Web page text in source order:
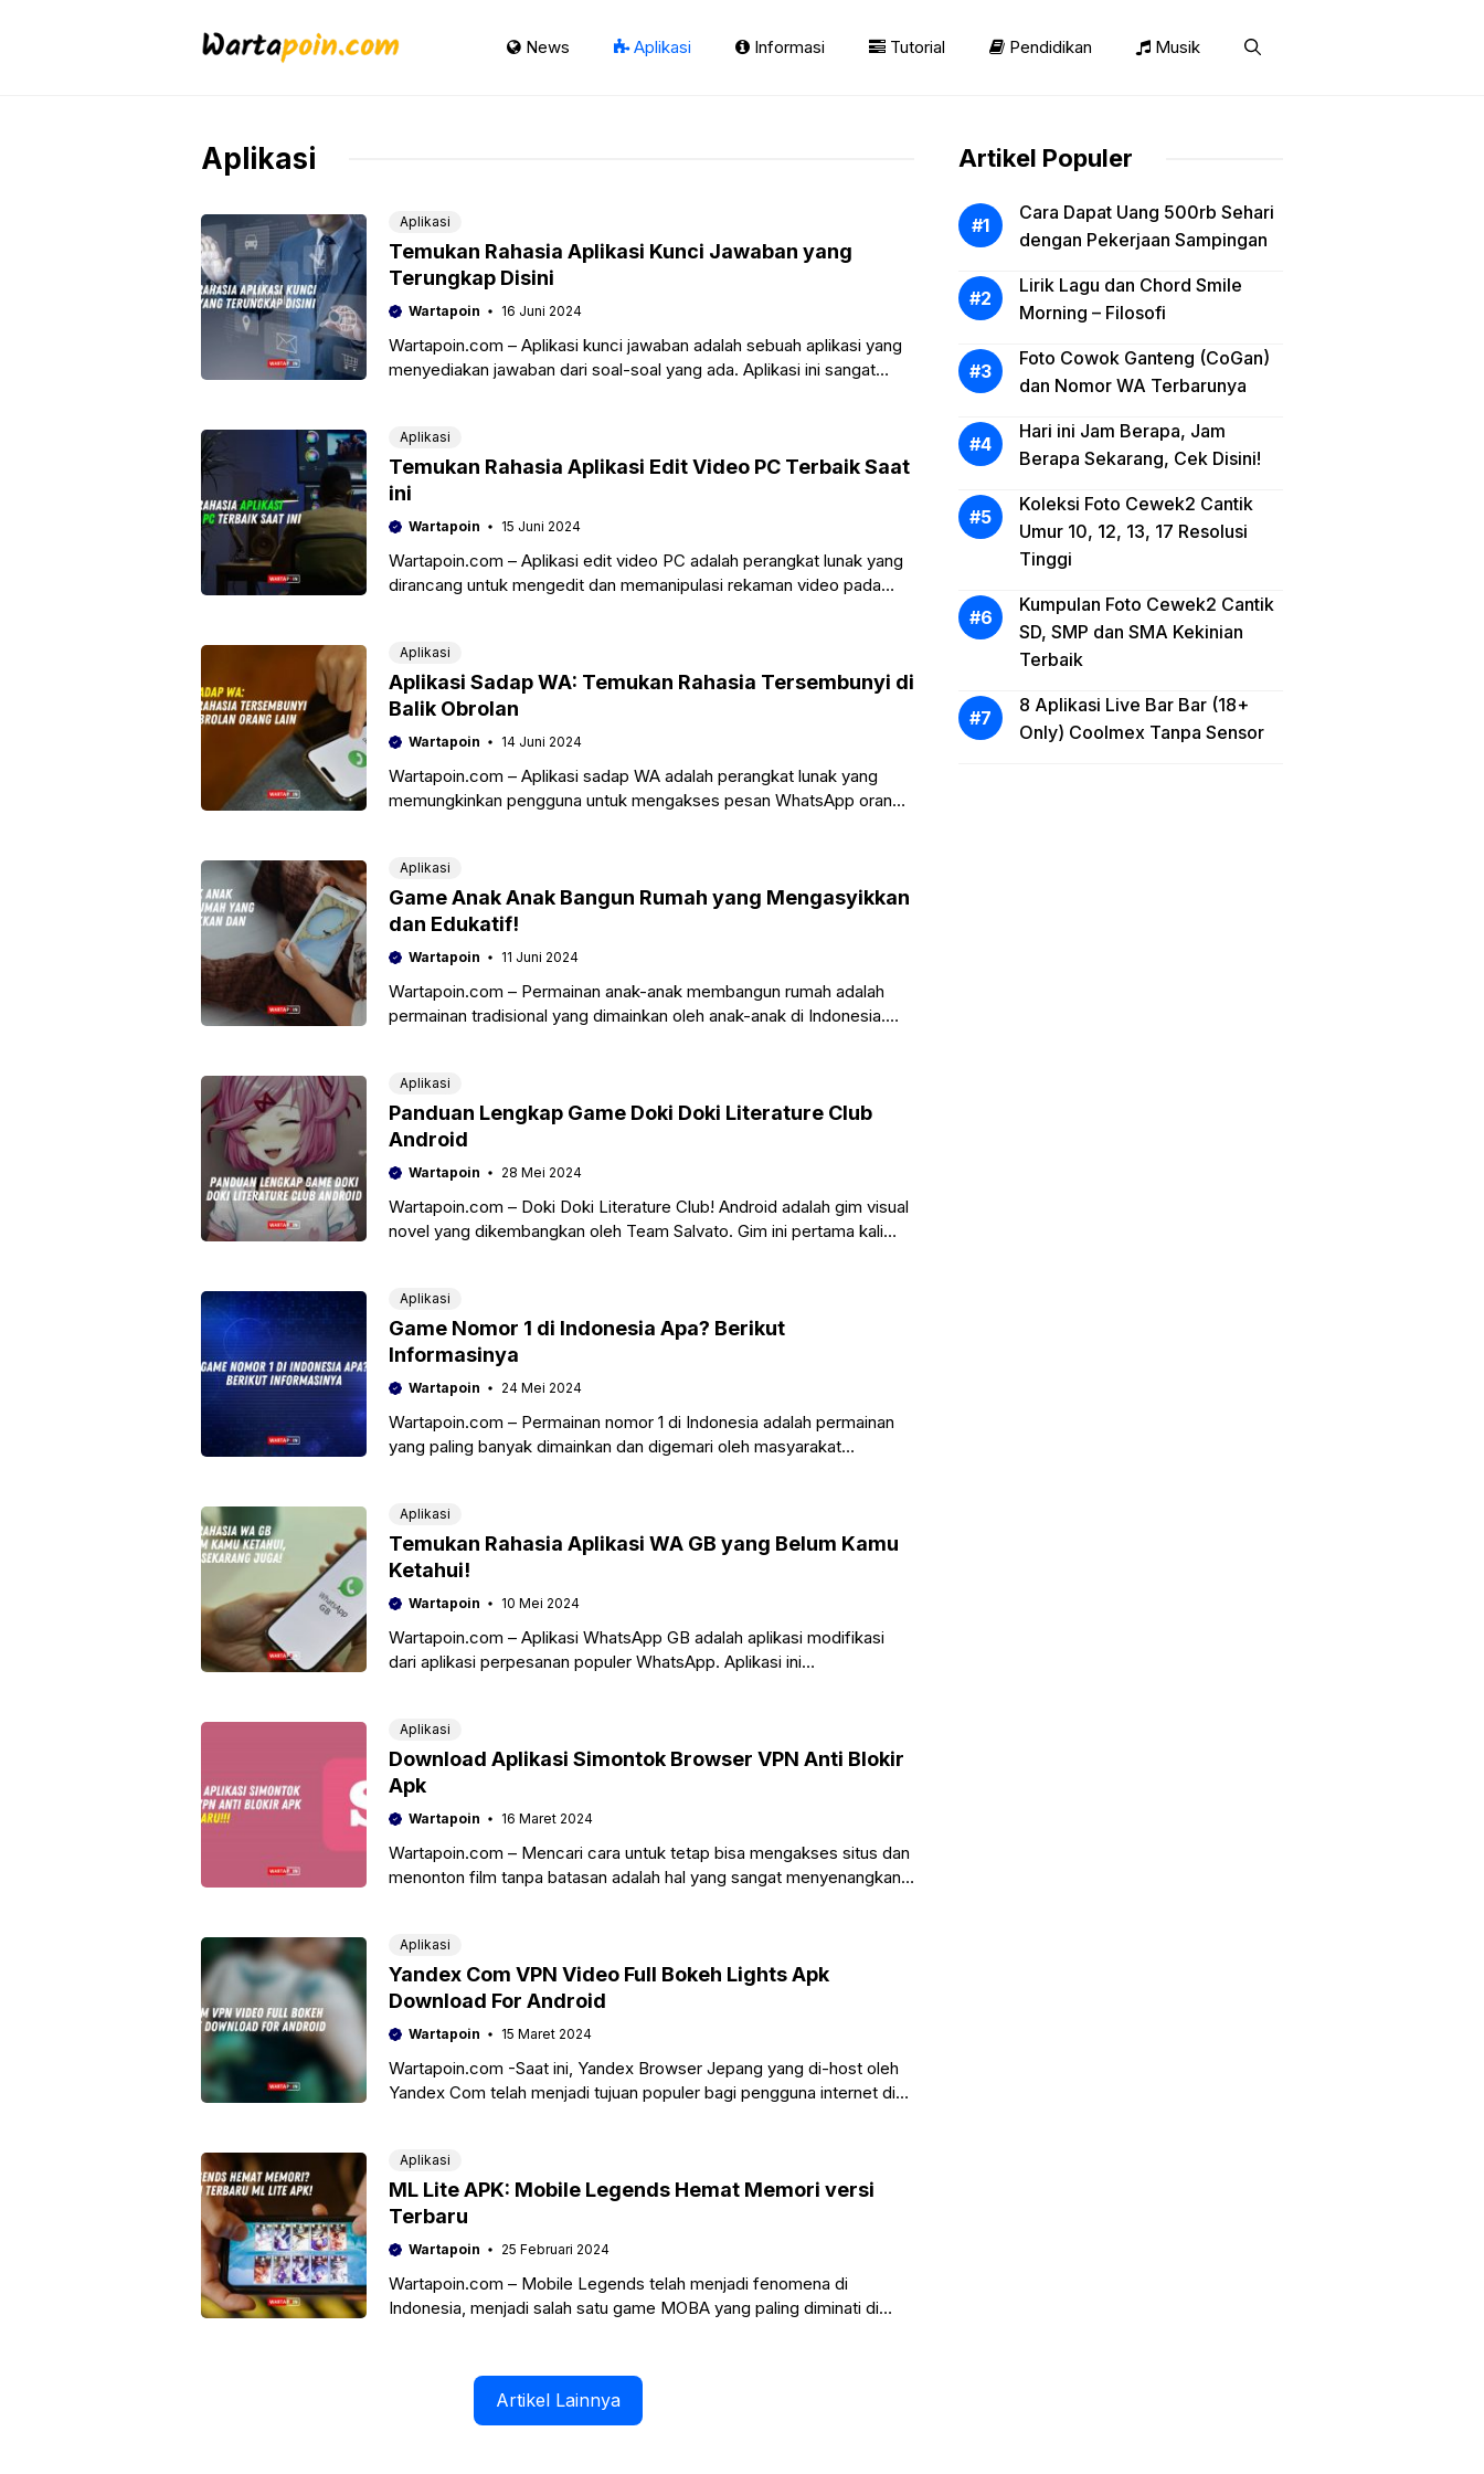
News Aplikasi Informasi Tutorial Pendidikan Musik
Aplikasi
Aplikasi
Temukan Rahasia Aplikasi Kunci Jawaban yang
Terungkap Disini
Wartapoin 16 Juni 2024
Wartapoin.com – Aplikasi kunci jawaban adalah sebuah aplikasi yang
menyediakan jawaban dari soal-soal yang ada. Aplikasi ini sangat
Aplikasi
Temukan Rahasia Aplikasi Edit Video PC Terbaik Saat
ini
Wartapoin 15 Juni 2024
Wartapoin.com – Aplikasi edit video PC adalah perangkat lunak yang
dirancang untuk mengedit dan memanipulasi rekaman video pada
Aplikasi
Aplikasi Sadap WA: Temukan Rahasia Tersembunyi di
Balik Obrolan
Wartapoin 14 Juni 2024
Wartapoin.com – Aplikasi sadap WA adalah perangkat lunak yang
memungkinkan pengguna untuk mengakses pesan WhatsApp orang
Aplikasi
Game Anak Anak Bangun Rumah yang Mengasyikkan
dan Edukatif!
Wartapoin 11 Juni 2024
Wartapoin.com – Permainan anak-anak membangun rumah adalah
permainan tradisional yang dimainkan oleh anak-anak di Indonesia.
Aplikasi
Panduan Lengkap Game Doki Doki Literature Club
Android
Wartapoin 28 Mei 2024
Wartapoin.com – Doki Doki Literature Club! Android adalah gim visual
novel yang dikembangkan oleh Team Salvato. Gim ini pertama kali
Aplikasi
Game Nomor 1 di Indonesia Apa? Berikut
Informasinya
Wartapoin 24 Mei 2024
Wartapoin.com – Permainan nomor 1 di Indonesia adalah permainan
yang paling banyak dimainkan dan digemari oleh masyarakat
Aplikasi
Temukan Rahasia Aplikasi WA GB yang Belum Kamu
Ketahui!
Wartapoin 10 Mei 2024
Wartapoin.com – Aplikasi WhatsApp GB adalah aplikasi modifikasi
dari aplikasi perpesanan populer WhatsApp. Aplikasi ini
Aplikasi
Download Aplikasi Simontok Browser VPN Anti Blokir
Apk
Wartapoin 16 Maret 2024
Wartapoin.com – Mencari cara untuk tetap bisa mengakses situs dan
menonton film tanpa batasan adalah hal yang sangat menyenangkan
Aplikasi
Yandex Com VPN Video Full Bokeh Lights Apk
Download For Android
Wartapoin 15 Maret 2024
Wartapoin.com -Saat ini, Yandex Browser Jepang yang di-host oleh
Yandex Com telah menjadi tujuan populer bagi pengguna internet di
Aplikasi
ML Lite APK: Mobile Legends Hemat Memori versi
Terbaru
Wartapoin 25 Februari 2024
Wartapoin.com – Mobile Legends telah menjadi fenomena di
Indonesia, menjadi salah satu game MOBA yang paling diminati di
Artikel Lainnya
Artikel Populer
Cara Dapat Uang 500rb Sehari
dengan Pekerjaan Sampingan
Lirik Lagu dan Chord Smile
Morning – Filosofi
Foto Cowok Ganteng (CoGan)
dan Nomor WA Terbarunya
Hari ini Jam Berapa, Jam
Berapa Sekarang, Cek Disini!
Koleksi Foto Cewek2 Cantik
Umur 10, 12, 13, 17 Resolusi
Tinggi
Kumpulan Foto Cewek2 Cantik
SD, SMP dan SMA Kekinian
Terbaik
8 Aplikasi Live Bar Bar (18+
Only) Coolmex Tanpa Sensor